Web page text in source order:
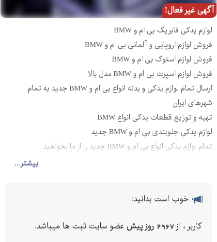
آگهی غیر فعال!
بیشتر...
لوازم یدکی فابریک بی ام و BMW
فروش لوازم اروپایی و آلمانی بی ام و BMW
فروش لوازم استوک بی ام و BMW
فروش لوازم اسپرت بی ام و BMW مدل بالا
ارسال تمام لوازم یدکی و بدنه انواع بی ام و BMW جدید به تمام
شهرهای ایران
تهیه و توزیع قطعات یدکی انواع BMW
لوازم یدکی جلوبندی بی ام و BMW جدید
تمام لوازم یدکی انواع بی ام و BMW جدید را از ما بخواهید.
آدرس: بازار خ چراغ برق خ ملت کوچه تابان پاساژ شرکاء پلاک
تلفن:
خوب است بدانید:
کاربر ، از2967 روز پیش عضو سایت ثبت ها میباشد.